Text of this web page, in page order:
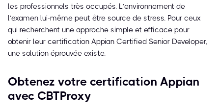
les professionnels très occupés. L’environnement de
l’examen lui-même peut être source de stress. Pour ceux
qui recherchent une approche simple et efficace pour
obtenir leur certification Appian Certified Senior Developer,
une solution éprouvée existe.
Obtenez votre certification Appian
avec CBTProxy